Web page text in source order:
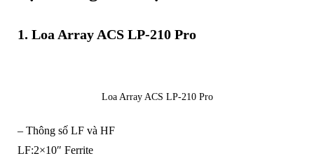
1. Loa Array ACS LP-210 Pro
Loa Array ACS LP-210 Pro
– Thông số LF và HF
LF:2×10″ Ferrite